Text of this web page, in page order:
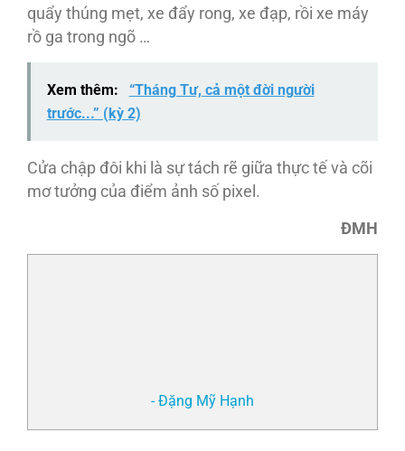
quẩy thúng mẹt, xe đẩy rong, xe đạp, rồi xe máy
rồ ga trong ngõ …
Xem thêm:
“Tháng Tư, cả một đời người
trước...” (kỳ 2)
Cửa chập đôi khi là sự tách rẽ giữa thực tế và cõi
mơ tưởng của điểm ảnh số pixel.
ĐMH
- Đặng Mỹ Hạnh